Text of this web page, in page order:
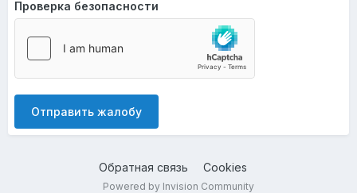
Проверка безопасности
Отправить жалобу
Обратная связь Cookies
Powered by Invision Community